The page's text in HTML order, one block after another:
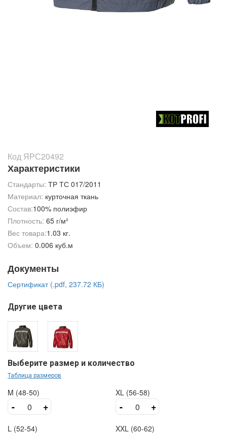
Код ЯРС20492
Характеристики
Стандарты: ТР ТС 017/2011
Материал: курточная ткань
Состав:100% полиэфир
Плотность: 65 г/м²
Вес товара:1.03 кг.
Объем: 0.006 куб.м
Документы
Сертификат (.pdf, 237.72 КБ)
Другие цвета
Выберите размер и количество
Таблица размеров
M (48-50)
- +
L (52-54)
XL (56-58)
- +
XXL (60-62)